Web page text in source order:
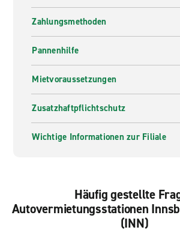
Zahlungsmethoden
Pannenhilfe
Mietvoraussetzungen
Zusatzhaftpflichtschutz
Wichtige Informationen zur Filiale
Häufig gestellte
Autovermietungsstationen
(INN)